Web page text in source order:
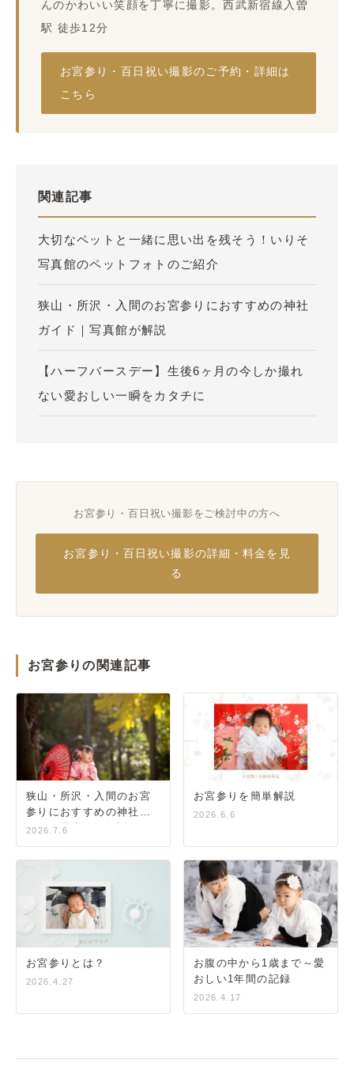
んのかわいい笑顔を丁寧に撮影。西武新宿線入曽
駅 徒歩12分
お宮参り・百日祝い撮影のご予約・詳細は
こちら
関連記事
大切なペットと一緒に思い出を残そう！いりそ
写真館のペットフォトのご紹介
狭山・所沢・入間のお宮参りにおすすめの神社
ガイド｜写真館が解説
【ハーフバースデー】生後6ヶ月の今しか撮れ
ない愛おしい一瞬をカタチに
お宮参り・百日祝い撮影をご検討中の方へ
お宮参り・百日祝い撮影の詳細・料金を見
る
お宮参りの関連記事
狭山・所沢・入間のお宮
参りにおすすめの神社ガ
イド｜写真館が解説
2026.7.6
お宮参りを簡単解説
2026.6.6
お宮参りとは？
2026.4.27
お腹の中から1歳まで～愛
おしい1年間の記録
2026.4.17